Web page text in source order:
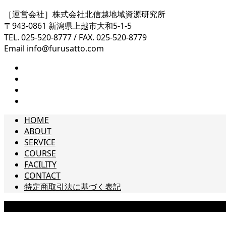
［運営会社］株式会社北信越地域資源研究所
〒943-0861 新潟県上越市大和5-1-5
TEL. 025-520-8777 / FAX. 025-520-8779
Email info@furusatto.com
HOME
ABOUT
SERVICE
COURSE
FACILITY
CONTACT
特定商取引法に基づく表記